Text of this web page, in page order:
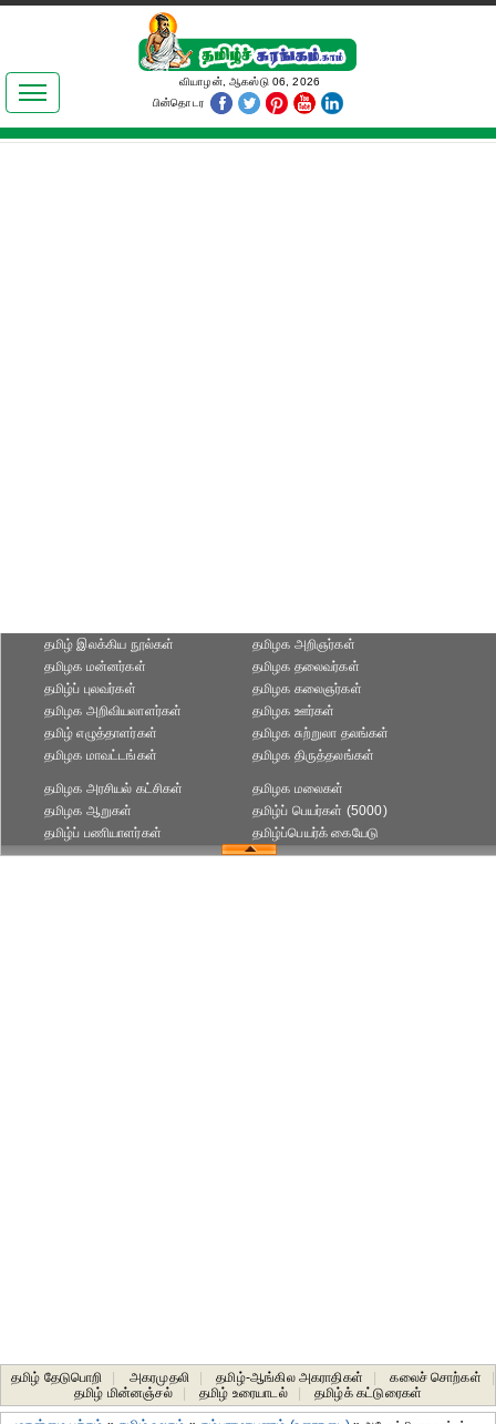
இலக்கியங்கள்
தமிழ் உலகம்
வியாழன், ஆகஸ்டு 06, 2026
பின்தொடர
தமிழ் இலக்கிய நூல்கள்
தமிழக மன்னர்கள்
தமிழ்ப் புலவர்கள்
தமிழக அறிஞர்கள்
தமிழக தலைவர்கள்
தமிழக கலைஞர்கள்
தமிழக அறிவியலாளர்கள்‎
தமிழ் எழுத்தாளர்கள்
தமிழக மாவட்டங்கள்
தமிழக ஊர்கள்
தமிழக சுற்றுலா தலங்கள்
தமிழக திருத்தலங்கள்
தமிழக அரசியல் கட்சிகள்
தமிழக ஆறுகள்
தமிழ்ப் பணியாளர்கள்
தமிழக மலைகள்
தமிழ்ப் பெயர்கள் (5000)
தமிழ்ப்பெயர்க் கையேடு
தமிழ் தேடுபொறி அகரமுதலி தமிழ்-ஆங்கில அகராதிகள் கலைச் சொற்கள்
தமிழ் மின்னஞ்சல்
தமிழ் உரையாடல் தமிழ்க் கட்டுரைகள்